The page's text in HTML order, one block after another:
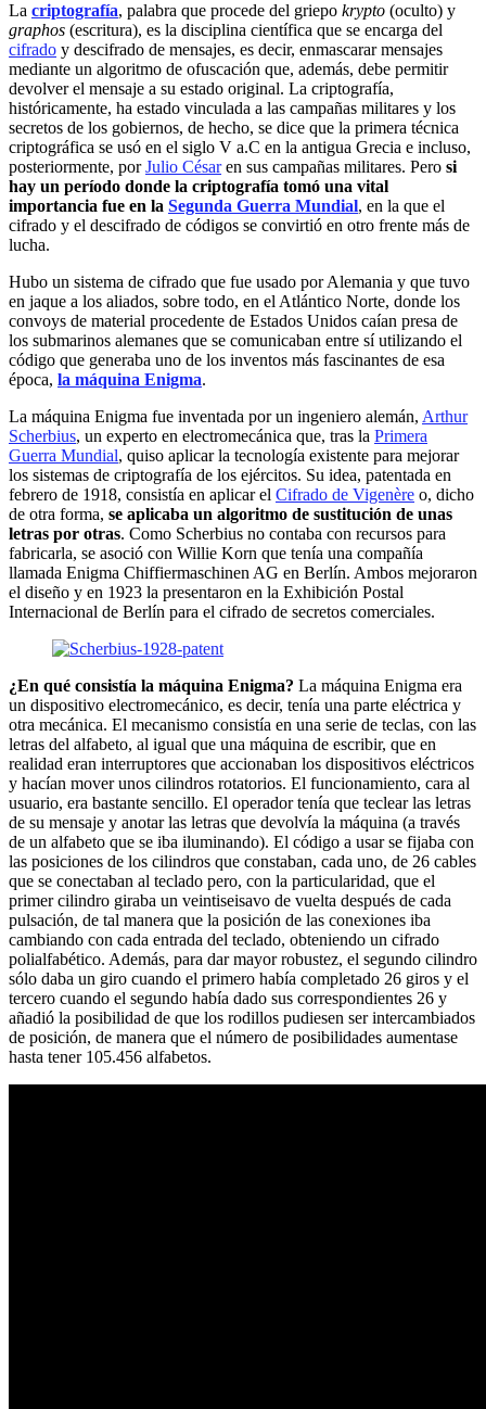
La criptografía, palabra que procede del griepo krypto (oculto) y
graphos (escritura), es la disciplina científica que se encarga del
cifrado y descifrado de mensajes, es decir, enmascarar mensajes
mediante un algoritmo de ofuscación que, además, debe permitir
devolver el mensaje a su estado original. La criptografía,
históricamente, ha estado vinculada a las campañas militares y los
secretos de los gobiernos, de hecho, se dice que la primera técnica
criptográfica se usó en el siglo V a.C en la antigua Grecia e incluso,
posteriormente, porJulio Césaren sus campañas militares. Pero si
hay un período donde la criptografía tomó una vital
importancia fue en la Segunda Guerra Mundial, en la que el
cifrado y el descifrado de códigos se convirtió en otro frente más de
lucha.
Hubo un sistema de cifrado que fue usado por Alemania y que tuvo
en jaque a los aliados, sobre todo, en el Atlántico Norte, donde los
convoys de material procedente de Estados Unidos caían presa de
los submarinos alemanes que se comunicaban entre sí utilizando el
código que generaba uno de los inventos más fascinantes de esa
época, la máquina Enigma.
La máquina Enigma fue inventada por un ingeniero alemán, Arthur
Scherbius, un experto en electromecánica que, tras la Primera
Guerra Mundial, quiso aplicar la tecnología existente para mejorar
los sistemas de criptografía de los ejércitos. Su idea, patentada en
febrero de 1918, consistía en aplicar el Cifrado de Vigenère o, dicho
de otra forma, se aplicaba un algoritmo de sustitución de unas
letras por otras. Como Scherbius no contaba con recursos para
fabricarla, se asoció con Willie Korn que tenía una compañía
llamada Enigma Chiffiermaschinen AG en Berlín. Ambos mejoraron
el diseño y en 1923 la presentaron en la Exhibición Postal
Internacional de Berlín para el cifrado de secretos comerciales.
¿En qué consistía la máquina Enigma? La máquina Enigma era
un dispositivo electromecánico, es decir, tenía una parte eléctrica y
otra mecánica. El mecanismo consistía en una serie de teclas, con las
letras del alfabeto, al igual que una máquina de escribir, que en
realidad eran interruptores que accionaban los dispositivos eléctricos
y hacían mover unos cilindros rotatorios. El funcionamiento, cara al
usuario, era bastante sencillo. El operador tenía que teclear las letras
de su mensaje y anotar las letras que devolvía la máquina (a través
de un alfabeto que se iba iluminando). El código a usar se fijaba con
las posiciones de los cilindros que constaban, cada uno, de 26 cables
que se conectaban al teclado pero, con la particularidad, que el
primer cilindro giraba un veintiseisavo de vuelta después de cada
pulsación, de tal manera que la posición de las conexiones iba
cambiando con cada entrada del teclado, obteniendo un cifrado
polialfabético. Además, para dar mayor robustez, el segundo cilindro
sólo daba un giro cuando el primero había completado 26 giros y el
tercero cuando el segundo había dado sus correspondientes 26 y
añadió la posibilidad de que los rodillos pudiesen ser intercambiados
de posición, de manera que el número de posibilidades aumentase
hasta tener 105.456 alfabetos.